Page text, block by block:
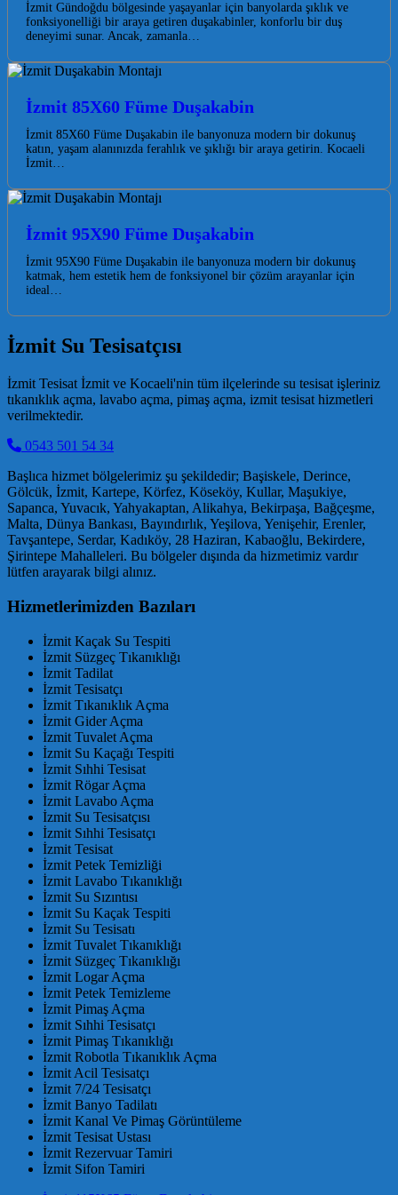
İzmit Gündoğdu bölgesinde yaşayanlar için banyolarda şıklık ve
fonksiyonelliği bir araya getiren duşakabinler, konforlu bir duş
deneyimi sunar. Ancak, zamanla…
İzmit 85X60 Füme Duşakabin
İzmit 85X60 Füme Duşakabin ile banyonuza modern bir dokunuş
katın, yaşam alanınızda ferahlık ve şıklığı bir araya getirin. Kocaeli
İzmit…
İzmit 95X90 Füme Duşakabin
İzmit 95X90 Füme Duşakabin ile banyonuza modern bir dokunuş
katmak, hem estetik hem de fonksiyonel bir çözüm arayanlar için
ideal…
İzmit Su Tesisatçısı
İzmit Tesisat İzmit ve Kocaeli'nin tüm ilçelerinde su tesisat işleriniz
tıkanıklık açma, lavabo açma, pimaş açma, izmit tesisat hizmetleri
verilmektedir.
0543 501 54 34
Başlıca hizmet bölgelerimiz şu şekildedir; Başiskele, Derince,
Gölcük, İzmit, Kartepe, Körfez, Köseköy, Kullar, Maşukiye,
Sapanca, Yuvacık, Yahyakaptan, Alikahya, Bekirpaşa, Bağçeşme,
Malta, Dünya Bankası, Bayındırlık, Yeşilova, Yenişehir, Erenler,
Tavşantepe, Serdar, Kadıköy, 28 Haziran, Kabaoğlu, Bekirdere,
Şirintepe Mahalleleri. Bu bölgeler dışında da hizmetimiz vardır
lütfen arayarak bilgi alınız.
Hizmetlerimizden Bazıları
İzmit Kaçak Su Tespiti
İzmit Süzgeç Tıkanıklığı
İzmit Tadilat
İzmit Tesisatçı
İzmit Tıkanıklık Açma
İzmit Gider Açma
İzmit Tuvalet Açma
İzmit Su Kaçağı Tespiti
İzmit Sıhhi Tesisat
İzmit Rögar Açma
İzmit Lavabo Açma
İzmit Su Tesisatçısı
İzmit Sıhhi Tesisatçı
İzmit Tesisat
İzmit Petek Temizliği
İzmit Lavabo Tıkanıklığı
İzmit Su Sızıntısı
İzmit Su Kaçak Tespiti
İzmit Su Tesisatı
İzmit Tuvalet Tıkanıklığı
İzmit Süzgeç Tıkanıklığı
İzmit Logar Açma
İzmit Petek Temizleme
İzmit Pimaş Açma
İzmit Sıhhi Tesisatçı
İzmit Pimaş Tıkanıklığı
İzmit Robotla Tıkanıklık Açma
İzmit Acil Tesisatçı
İzmit 7/24 Tesisatçı
İzmit Banyo Tadilatı
İzmit Kanal Ve Pimaş Görüntüleme
İzmit Tesisat Ustası
İzmit Rezervuar Tamiri
İzmit Sifon Tamiri